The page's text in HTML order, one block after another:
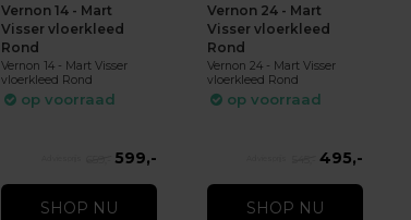
Vernon 14 - Mart
Visser vloerkleed
Rond
Vernon 14 - Mart Visser
vloerkleed Rond
op voorraad
599,-
SHOP NU
Vernon 24 - Mart
Visser vloerkleed
Rond
Vernon 24 - Mart Visser
vloerkleed Rond
op voorraad
495,-
SHOP NU